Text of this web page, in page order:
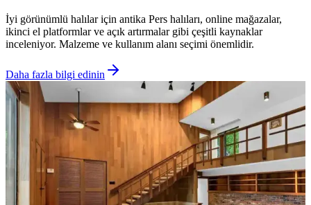
İyi görünümlü halılar için antika Pers halıları, online mağazalar,
ikinci el platformlar ve açık artırmalar gibi çeşitli kaynaklar
inceleniyor. Malzeme ve kullanım alanı seçimi önemlidir.
Daha fazla bilgi edinin